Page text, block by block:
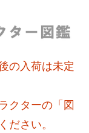
の入荷は未定
クターの「図
ださい。